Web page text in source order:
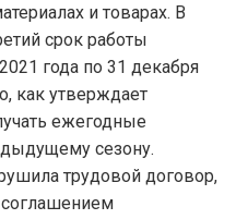
и товарах. В
срок работы
года по 31 декабря
как утверждает
ежегодные
сезону.
трудовой договор,